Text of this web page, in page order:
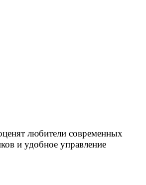
любители современных
и удобное управление